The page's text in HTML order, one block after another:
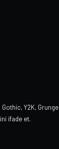
Y2K, Grunge
ifade et.